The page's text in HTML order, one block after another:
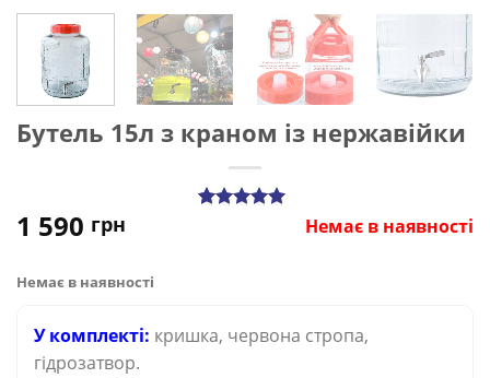
Бутель 15л з краном із нержавійки
1 590 грн Немає в наявності
Немає в наявності
У комплекті: кришка, червона стропа,
гідрозатвор.